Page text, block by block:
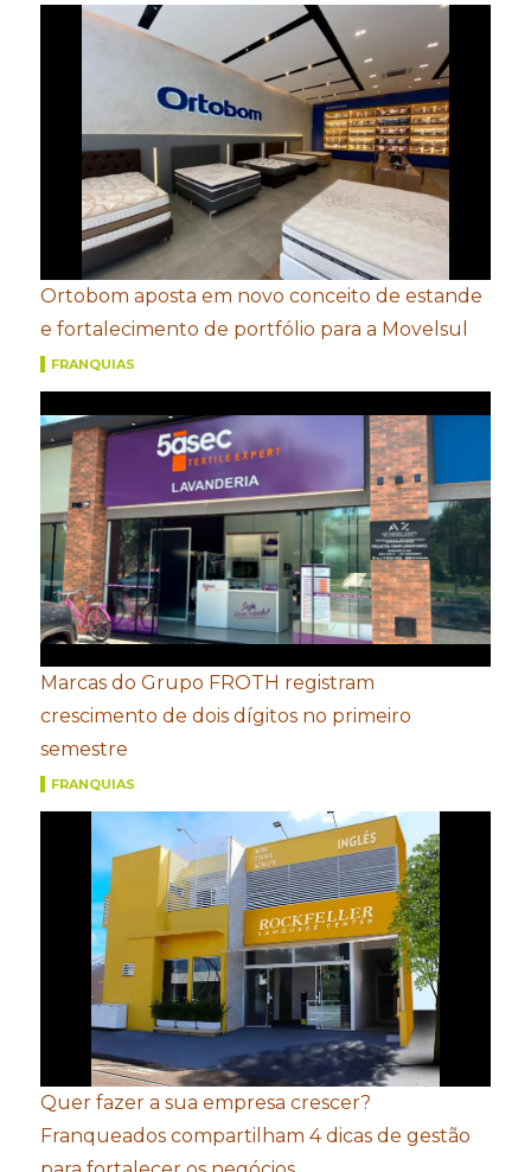
Ortobom aposta em novo conceito de estande
e fortalecimento de portfólio para a Movelsul
FRANQUIAS
Marcas do Grupo FROTH registram
crescimento de dois dígitos no primeiro
semestre
FRANQUIAS
Quer fazer a sua empresa crescer?
Franqueados compartilham 4 dicas de gestão